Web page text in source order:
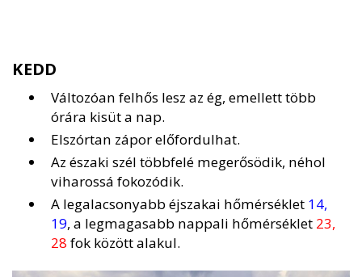
KEDD
Változóan felhős lesz az ég, emellett több
órára kisüt a nap.
Elszórtan zápor előfordulhat.
Az északi szél többfelé megerősödik, néhol
viharossá fokozódik.
A legalacsonyabb éjszakai hőmérséklet 14,
19, a legmagasabb nappali hőmérséklet 23,
28 fok között alakul.